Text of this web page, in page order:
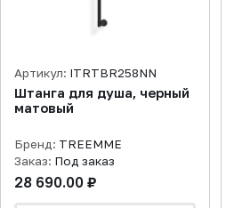
Артикул: ITRTBR258NN
Штанга для душа, черный
матовый
Бренд: TREEMME
Заказ: Под заказ
28 690.00 ₽